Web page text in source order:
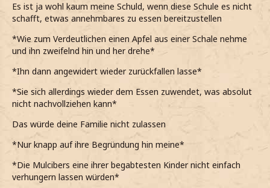
Es ist ja wohl kaum meine Schuld, wenn diese Schule es nicht
schafft, etwas annehmbares zu essen bereitzustellen
*Wie zum Verdeutlichen einen Apfel aus einer Schale nehme
und ihn zweifelnd hin und her drehe*
*Ihn dann angewidert wieder zurückfallen lasse*
*Sie sich allerdings wieder dem Essen zuwendet, was absolut
nicht nachvollziehen kann*
Das würde deine Familie nicht zulassen
*Nur knapp auf ihre Begründung hin meine*
*Die Mulcibers eine ihrer begabtesten Kinder nicht einfach
verhungern lassen würden*